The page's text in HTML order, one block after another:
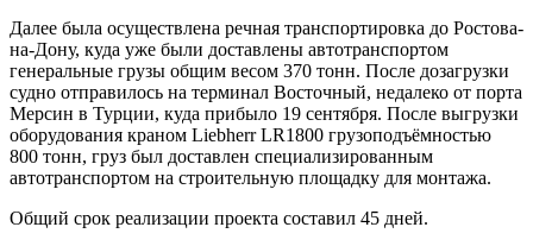
Далее была осуществлена речная транспортировка до Ростова-
на-Дону, куда уже были доставлены автотранспортом
генеральные грузы общим весом 370 тонн. После дозагрузки
судно отправилось на терминал Восточный, недалеко от порта
Мерсин в Турции, куда прибыло 19 сентября. После выгрузки
оборудования краном Liebherr LR1800 грузоподъёмностью
800 тонн, груз был доставлен специализированным
автотранспортом на строительную площадку для монтажа.
Общий срок реализации проекта составил 45 дней.